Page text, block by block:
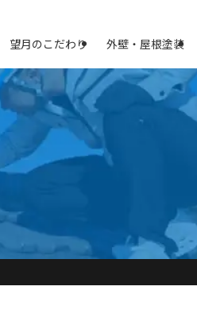
望月のこだわり 外壁・屋根塗装